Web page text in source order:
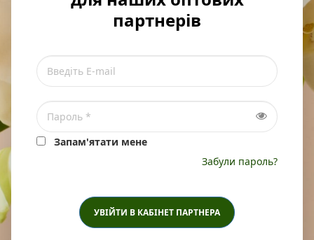
партнерів
Запам'ятати мене
Забули пароль?
УВІЙТИ В КАБІНЕТ ПАРТНЕРА